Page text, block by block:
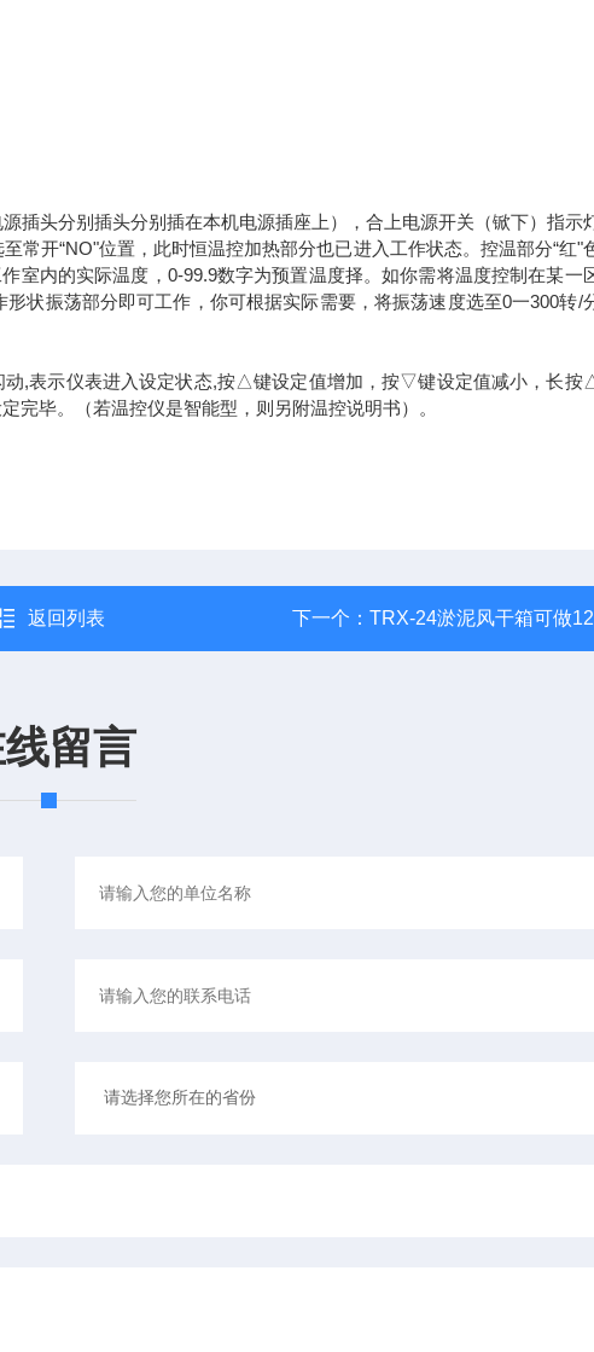
插头分别插头分别插在本机电源插座上），合上电源开关（锨下）指示
常开“NO"位置，此时恒温控加热部分也已进入工作状态。控温部分“红"
室内的实际温度，0-99.9数字为预置温度择。如你需将温度控制在某一
状振荡部分即可工作，你可根据实际需要，将振荡速度选至0一300转/
动,表示仪表进入设定状态,按△键设定值增加，按▽键设定值减小，长按
毕。（若温控仪是智能型，则另附温控说明书）。
返回列表 下一个： TRX-24淤泥风干箱可做
留言